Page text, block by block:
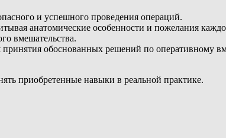
и успешного проведения операций.
анатомические особенности и пожелания
вмешательства.
обоснованных решений по оперативному
приобретенные навыки в реальной практике.